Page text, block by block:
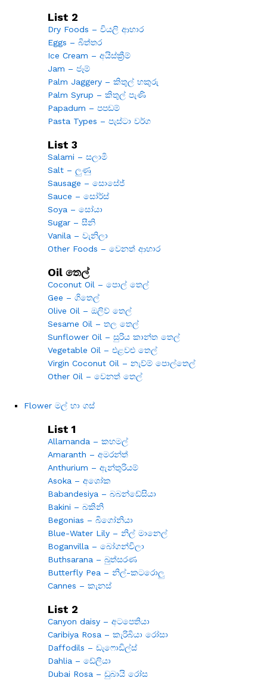
List 2
Dry Foods – වියලි ආහාර
Eggs – බිත්තර
Ice Cream – අයිස්ක්‍රීම්
Jam – ජෑම්
Palm Jaggery – කිතුල් හකුරු
Palm Syrup – කිතුල් පැණි
Papadum – පපඩම්
Pasta Types – පැස්ටා වර්ග
List 3
Salami – සලාමි
Salt – ලුණු
Sausage – සොසේජ්
Sauce – සෝර්ස්
Soya – සෝයා
Sugar – සීනි
Vanila – වැනිලා
Other Foods – වෙනත් ආහාර
Oil තෙල්
Coconut Oil – පොල් තෙල්
Gee – ගිතෙල්
Olive Oil – ඔලිව් තෙල්
Sesame Oil – තල තෙල්
Sunflower Oil – සුරිය කාන්ත තෙල්
Vegetable Oil – එළවළු තෙල්
Virgin Coconut Oil – නැව්ම් පොල්තෙල්
Other Oil – වෙනත් තෙල්
Flower මල් හා ගස්
List 1
Allamanda – කහමල්
Amaranth – අමරන්ත්
Anthurium – ඇන්තුරියම්
Asoka – අශෝක
Babandesiya – බබන්ඩේසියා
Bakini – බකිනි
Begonias – බිගෝනියා
Blue-Water Lily – නිල් මානෙල්
Boganvilla – බෝගන්විලා
Buthsarana – බුත්සරණ
Butterfly Pea – නිල්-කටරොලු
Cannes – කැනස්
List 2
Canyon daisy – අටපෙතියා
Caribiya Rosa – කැරිබියා රෝසා
Daffodils – ඩැෆොඩිල්ස්
Dahlia – ඩේලියා
Dubai Rosa – ඩුබායි රෝස